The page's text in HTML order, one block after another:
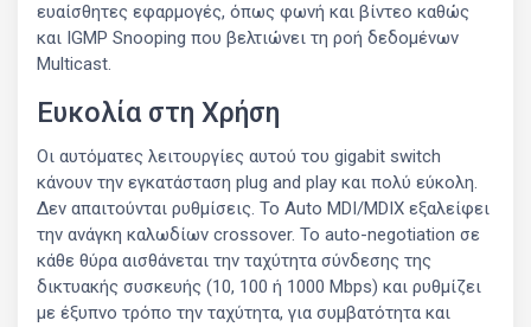
ευαίσθητες εφαρμογές, όπως φωνή και βίντεο καθώς
και IGMP Snooping που βελτιώνει τη ροή δεδομένων
Multicast.
Ευκολία στη Χρήση
Οι αυτόματες λειτουργίες αυτού του gigabit switch
κάνουν την εγκατάσταση plug and play και πολύ εύκολη.
Δεν απαιτούνται ρυθμίσεις. Το Auto MDI/MDIX εξαλείφει
την ανάγκη καλωδίων crossover. Το auto-negotiation σε
κάθε θύρα αισθάνεται την ταχύτητα σύνδεσης της
δικτυακής συσκευής (10, 100 ή 1000 Mbps) και ρυθμίζει
με έξυπνο τρόπο την ταχύτητα, για συμβατότητα και